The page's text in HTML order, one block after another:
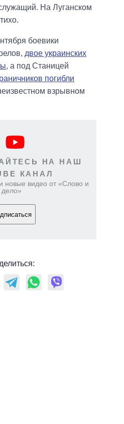
На Луганском
боевики
двое украинских
, а под Станицей
погибли
взрывном
НА НАШ
КАНАЛ
новые видео от «Слово и
дело»